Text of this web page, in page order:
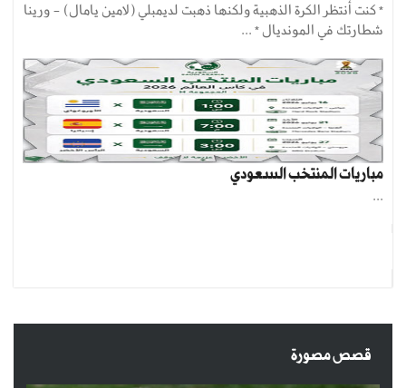
* كنت أنتظر الكرة الذهبية ولكنها ذهبت لديمبلي (لامين يامال) - ورينا
شطارتك في المونديال * ...
مباريات المنتخب السعودي
...
قصص مصورة